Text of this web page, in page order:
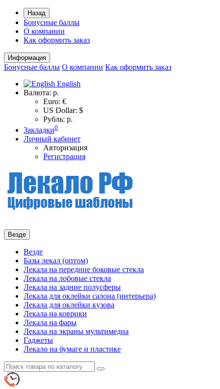
Назад
Бонусные баллы
О компании
Как оформить заказ
Информация
Бонусные баллы О компании Как оформить заказ
English
Валюта: р.
Euro: €
US Dollar: $
Рубль: р.
Закладки0
Личный кабинет
Авторизация
Регистрация
Везде
Везде
Базы лекал (оптом)
Лекала на передние боковые стекла
Лекала на лобовые стекла
Лекала на задние полусферы
Лекала для оклейки салона (интерьера)
Лекала для оклейки кузова
Лекала на коврики
Лекала на фары
Лекала на экраны мультимедиа
Гаджеты
Лекало на бумаге и пластике